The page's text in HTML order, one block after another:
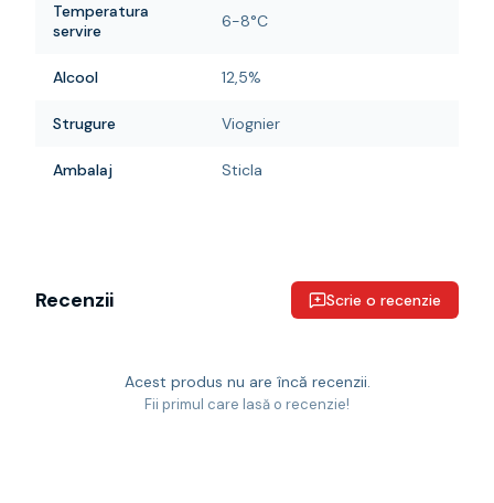
Temperatura
servire
6-8°C
Alcool 12,5%
Strugure Viognier
Ambalaj Sticla
Recenzii Scrie o recenzie
Acest produs nu are încă recenzii.
Fii primul care lasă o recenzie!